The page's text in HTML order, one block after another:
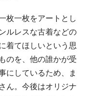
枚一枚をアートとし
ルレスな古着などの
着てほしいという思
のを、他の誰かが受
にしているため、ま
ん。今後はオリジナ